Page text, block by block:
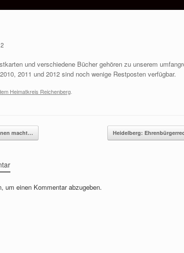
und verschiedene Bücher gehören zu unserem
2011 und 2012 sind noch wenige Restposten verfügbar.
Heimatkreis Reichenberg
macht… Heidelberg:
um einen Kommentar abzugeben.